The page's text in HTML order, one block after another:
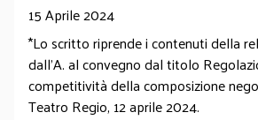
15 Aprile 2024
*Lo scritto riprende i contenuti della
dall’A. al convegno dal titolo
competitività della composizione
Teatro Regio, 12 aprile 2024.